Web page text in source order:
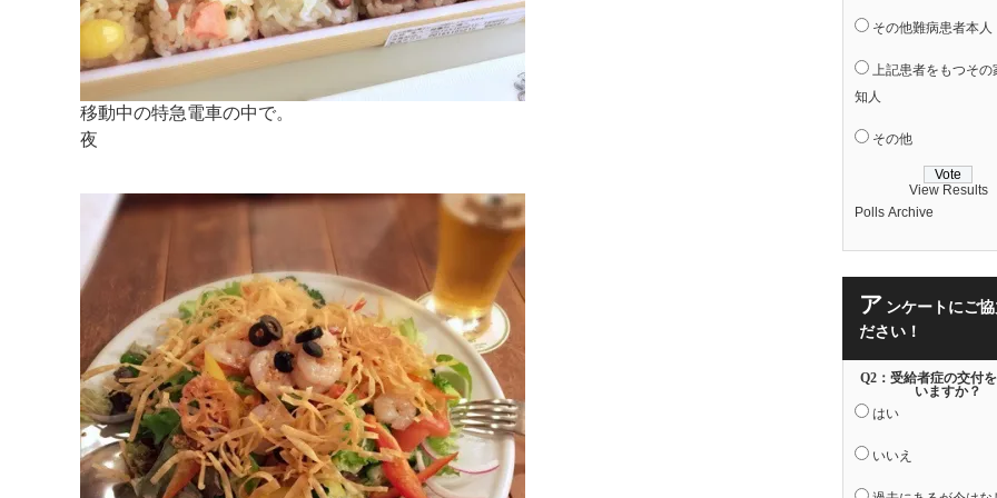
移動中の特急電車の中で。
夜
その他難病患者本人
上記患者をもつその
知人
その他
View Results
Polls Archive
ア ンケートにご
ださい！
Q2：受給者症の交付
いますか？
はい
いいえ